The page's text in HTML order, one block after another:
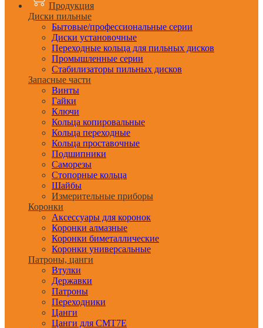
Продукция
Диски пильные
Бытовые/профессиональные серии
Диски установочные
Переходные кольца для пильных дисков
Промышленные серии
Стабилизаторы пильных дисков
Запасные части
Винты
Гайки
Ключи
Кольца копировальные
Кольца переходные
Кольца проставочные
Подшипники
Саморезы
Стопорные кольца
Шайбы
Измерительные приборы
Коронки
Аксессуары для коронок
Коронки алмазные
Коронки биметаллические
Коронки универсальные
Патроны, цанги
Втулки
Державки
Патроны
Переходники
Цанги
Цанги для CMT7E